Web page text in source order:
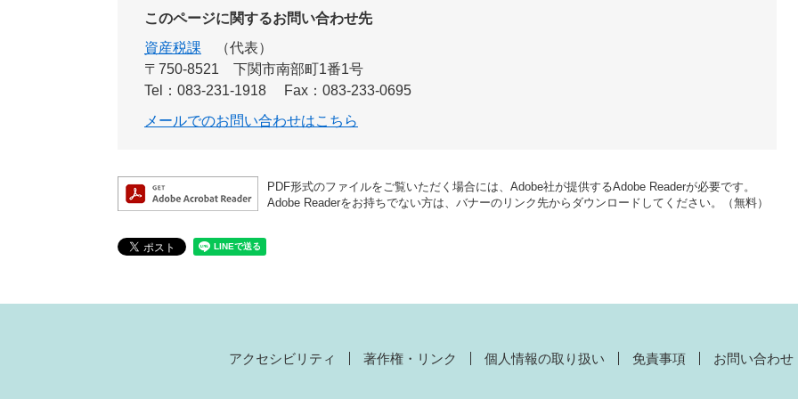
このページに関するお問い合わせ先
資産税課
代表
〒750-8521
下関市南部町1番1号
Tel：083-231-1918
Fax：083-233-0695
メールでのお問い合わせはこちら
PDF形式のファイルをご覧いただく場合には、Adobe社が提供するAdobe Readerが必要です。
Adobe Readerをお持ちでない方は、バナーのリンク先からダウンロードしてください。（無料）
アクセシビリティ 著作権・リンク 個人情報の取り扱い 免責事項 お問い合わせ